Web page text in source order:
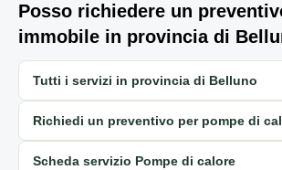
Posso richiedere un
immobile in provincia di
Tutti i servizi in provincia di Belluno
Richiedi un preventivo per pompe di
Scheda servizio Pompe di calore